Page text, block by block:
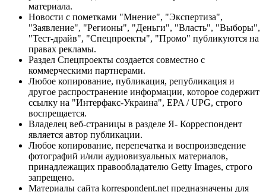
материала.
Новости с пометками "Мнение", "Экспертиза",
"Заявление", "Регионы", "Деньги", "Власть", "Выборы",
"Тест-драйв", "Спецпроекты", "Промо" публикуются на
правах рекламы.
Раздел Спецпроекты создается совместно с
коммерческими партнерами.
Любое копирование, публикация, републикация и
другое распространение информации, которое содержит
ссылку на "Интерфакс-Украина", EPA / UPG, строго
воспрещается.
Владелец веб-страницы в разделе Я- Корреспондент
является автор публикации.
Любое копирование, перепечатка и воспроизведение
фотографий и/или аудиовизуальных материалов,
принадлежащих правообладателю Getty Images, строго
запрещено.
Материалы сайта korrespondent.net предназначены для